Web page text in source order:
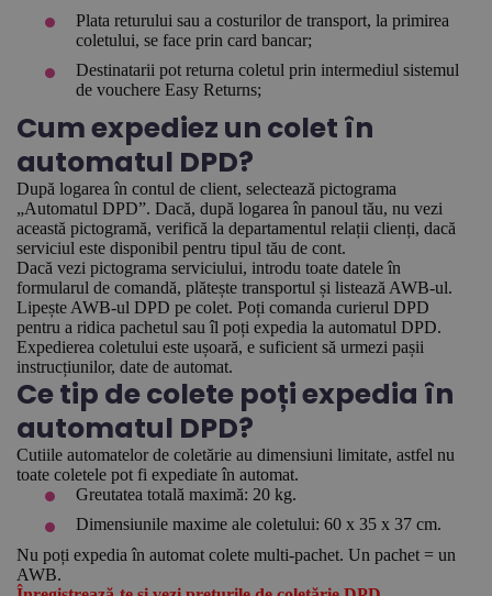
Plata returului sau a costurilor de transport, la primirea
coletului, se face prin card bancar;
Destinatarii pot returna coletul prin intermediul sistemul
de vouchere Easy Returns;
Cum expediez un colet în
automatul DPD?
După logarea în contul de client, selectează pictograma
„Automatul DPD”. Dacă, după logarea în panoul tău, nu vezi
această pictogramă, verifică la departamentul relații clienți, dacă
serviciul este disponibil pentru tipul tău de cont.
Dacă vezi pictograma serviciului, introdu toate datele în
formularul de comandă, plătește transportul și listează AWB-ul.
Lipește AWB-ul DPD pe colet. Poți comanda curierul DPD
pentru a ridica pachetul sau îl poți expedia la automatul DPD.
Expedierea coletului este ușoară, e suficient să urmezi pașii
instrucțiunilor, date de automat.
Ce tip de colete poți expedia în
automatul DPD?
Cutiile automatelor de coletărie au dimensiuni limitate, astfel nu
toate coletele pot fi expediate în automat.
Greutatea totală maximă: 20 kg.
Dimensiunile maxime ale coletului: 60 x 35 x 37 cm.
Nu poți expedia în automat colete multi-pachet. Un pachet = un
AWB.